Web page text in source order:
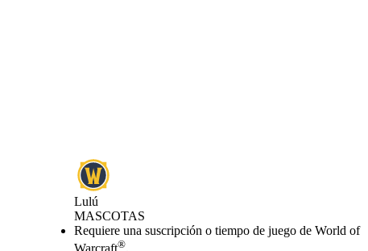
Lulú
MASCOTAS
Precio
Available actions
Requiere una suscripción o tiempo de juego de World of
®